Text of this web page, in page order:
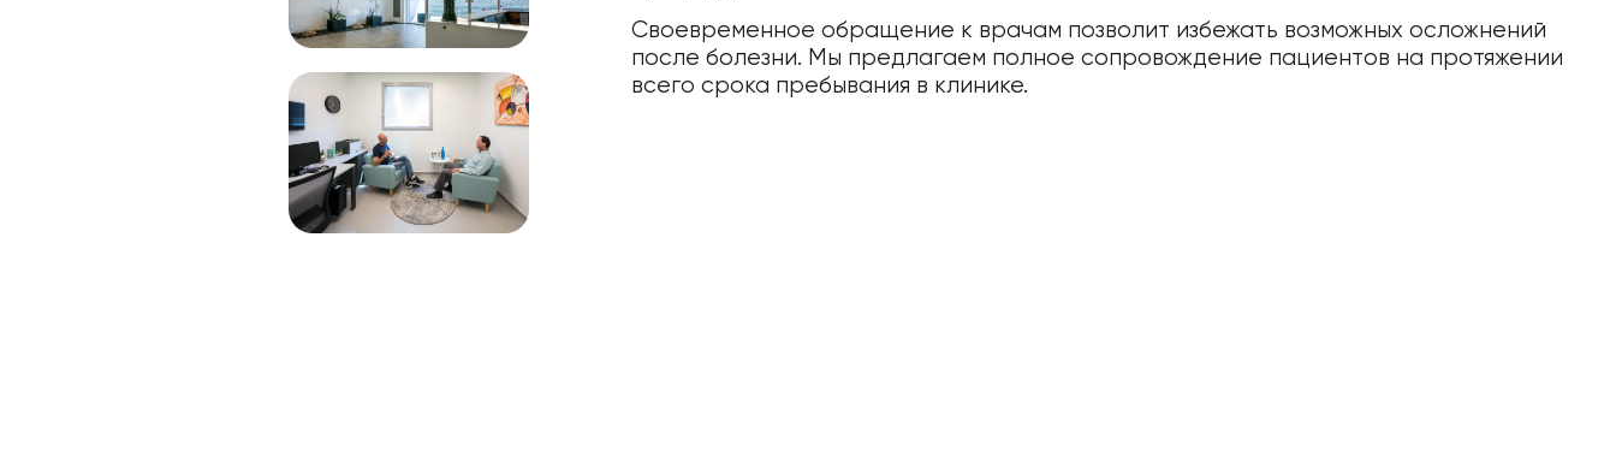
Своевременное обращение к врачам позволит избежать возможных осложнений
после болезни. Мы предлагаем полное сопровождение пациентов на протяжении
всего срока пребывания в клинике.